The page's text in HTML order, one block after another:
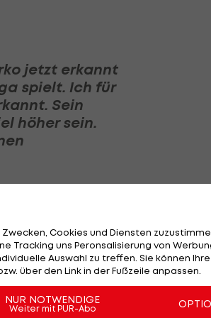
jetzt erkannt
spielt. Ich für
Sein
höher sein.
natürlich
mich vielleicht
geschätzt
Cookies und Diensten
Tracking uns Peronsalisierung von
Auswahl zu treffen. Sie können
über den Link in der Fußzeile anpassen.
NUR NOTWENDIGE
Weiter mit PUR-Abo